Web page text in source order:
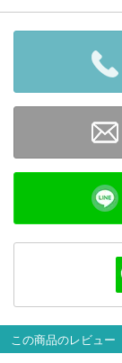
中国・四国
お役立ち情報
鉄道模型の情報
この商品のレビュー